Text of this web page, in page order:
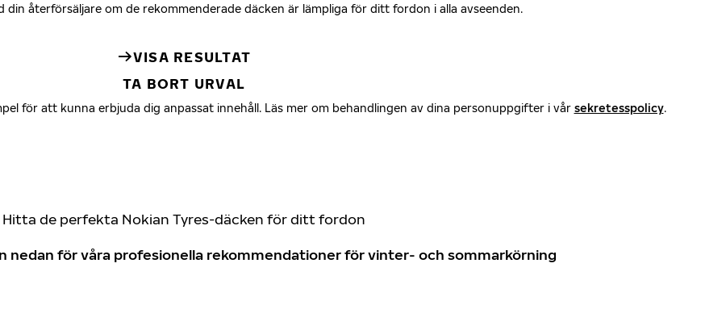
din återförsäljare om de rekommenderade däcken är lämpliga för ditt fordon i alla avseenden.
VISA RESULTAT
TA BORT URVAL
för att kunna erbjuda dig anpassat innehåll. Läs mer om behandlingen av dina personuppgifter i vår sekretesspolicy.
Hitta de perfekta Nokian Tyres-däcken för ditt fordon
nedan för våra profesionella rekommendationer för vinter- och sommarkörning